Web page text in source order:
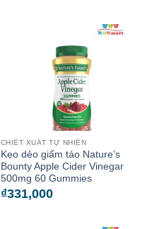
CHIẾT XUẤT TỰ NHIÊN
Kẹo dẻo giấm táo Nature’s
Bounty Apple Cider Vinegar
500mg 60 Gummies
₫331,000